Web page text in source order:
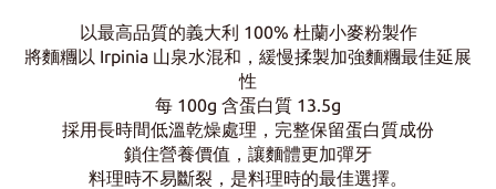
以最高品質的義大利 100% 杜蘭小麥粉製作
將麵糰以 Irpinia 山泉水混和，緩慢揉製加強麵糰最佳延展
性
每 100g 含蛋白質 13.5g
採用長時間低溫乾燥處理 ， 完整保留蛋白質成份
鎖住營養價值 ， 讓麵體更加彈牙
料理時不易斷裂 ， 是料理時的最佳選擇。